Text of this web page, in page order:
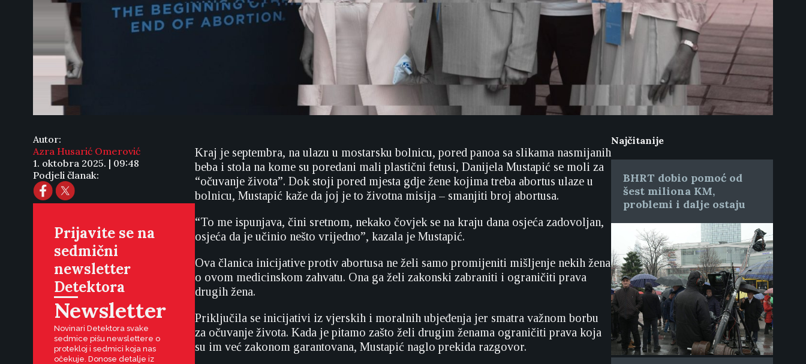
Autor:
Azra Husarić Omerović
1. oktobra 2025. | 09:48
Podjeli članak:
Prijavite se na
sedmični
newsletter
Detektora
Newsletter
Novinari Detektora svake
sedmice pišu newslettere o
protekloj i sedmici koja nas
očekuje. Donose detalje iz
Kraj je septembra, na ulazu u mostarsku bolnicu, pored panoa sa slikama nasmijanih
beba i stola na kome su poredani mali plastični fetusi, Danijela Mustapić se moli za
“očuvanje života”. Dok stoji pored mjesta gdje žene kojima treba abortus ulaze u
bolnicu, Mustapić kaže da joj je to životna misija – smanjiti broj abortusa.
“To me ispunjava, čini sretnom, nekako čovjek se na kraju dana osjeća zadovoljan,
osjeća da je učinio nešto vrijedno”, kazala je Mustapić.
Ova članica inicijative protiv abortusa ne želi samo promijeniti mišljenje nekih žena
o ovom medicinskom zahvatu. Ona ga želi zakonski zabraniti i ograničiti prava
drugih žena.
Priključila se inicijativi iz vjerskih i moralnih ubjeđenja jer smatra važnom borbu
za očuvanje života. Kada je pitamo zašto želi drugim ženama ograničiti prava koja
su im već zakonom garantovana, Mustapić naglo prekida razgovor.
Najčitanije
BHRT dobio pomoć od
šest miliona KM,
problemi i dalje ostaju